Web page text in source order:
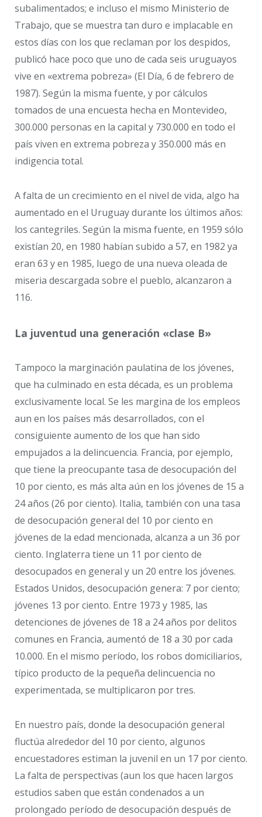
subalimentados; e incluso el mismo Ministerio de
Trabajo, que se muestra tan duro e implacable en
estos días con los que reclaman por los despidos,
publicó hace poco que uno de cada seis uruguayos
vive en «extrema pobreza» (El Día, 6 de febrero de
1987). Según la misma fuente, y por cálculos
tomados de una encuesta hecha en Montevideo,
300.000 personas en la capital y 730.000 en todo el
país viven en extrema pobreza y 350.000 más en
indigencia total.
A falta de un crecimiento en el nivel de vida, algo ha
aumentado en el Uruguay durante los últimos años:
los cantegriles. Según la misma fuente, en 1959 sólo
existían 20, en 1980 habían subido a 57, en 1982 ya
eran 63 y en 1985, luego de una nueva oleada de
miseria descargada sobre el pueblo, alcanzaron a
116.
La juventud una generación «clase B»
Tampoco la marginación paulatina de los jóvenes,
que ha culminado en esta década, es un problema
exclusivamente local. Se les margina de los empleos
aun en los países más desarrollados, con el
consiguiente aumento de los que han sido
empujados a la delincuencia. Francia, por ejemplo,
que tiene la preocupante tasa de desocupación del
10 por ciento, es más alta aún en los jóvenes de 15 a
24 años (26 por ciento). Italia, también con una tasa
de desocupación general del 10 por ciento en
jóvenes de la edad mencionada, alcanza a un 36 por
ciento. Inglaterra tiene un 11 por ciento de
desocupados en general y un 20 entre los jóvenes.
Estados Unidos, desocupación genera: 7 por ciento;
jóvenes 13 por ciento. Entre 1973 y 1985, las
detenciones de jóvenes de 18 a 24 años por delitos
comunes en Francia, aumentó de 18 a 30 por cada
10.000. En el mismo período, los robos domiciliarios,
típico producto de la pequeña delincuencia no
experimentada, se multiplicaron por tres.
En nuestro país, donde la desocupación general
fluctúa alrededor del 10 por ciento, algunos
encuestadores estiman la juvenil en un 17 por ciento.
La falta de perspectivas (aun los que hacen largos
estudios saben que están condenados a un
prolongado período de desocupación después de